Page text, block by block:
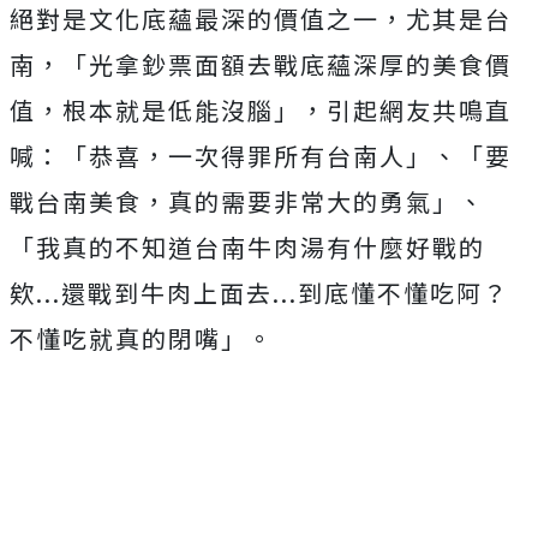
絕對是文化底蘊最深的價值之一，尤其是台
南，「光拿鈔票面額去戰底蘊深厚的美食價
值，根本就是低能沒腦」，引起網友共鳴直
喊：「恭喜，一次得罪所有台南人」、「要
戰台南美食，真的需要非常大的勇氣」、
「我真的不知道台南牛肉湯有什麼好戰的
欸...還戰到牛肉上面去...到底懂不懂吃阿？
不懂吃就真的閉嘴」。